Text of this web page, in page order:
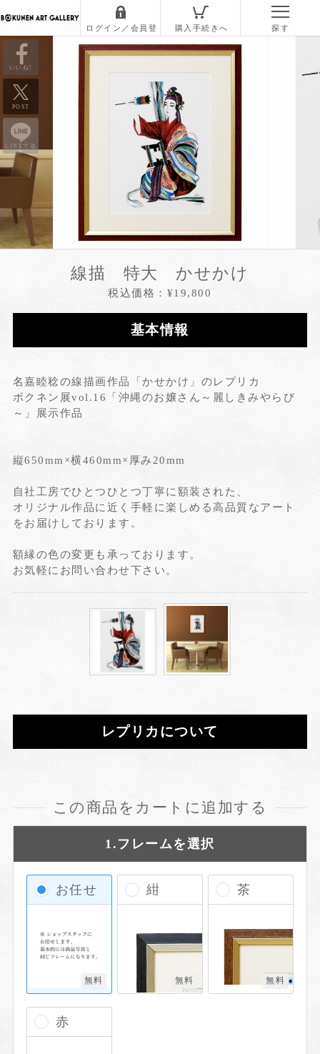
いいね!
POST
LINEで送
る
線描 特大 かせかけ
税込価格：¥19,800
基本情報
名嘉睦稔の線描画作品「かせかけ」のレプリカ
ボクネン展vol.16「沖縄のお嬢さん～麗しきみやらび
～」展示作品
縦650mm×横460mm×厚み20mm
自社工房でひとつひとつ丁寧に額装された、
オリジナル作品に近く手軽に楽しめる高品質なアート
をお届けしております。
額縁の色の変更も承っております。
お気軽にお問い合わせ下さい。
レプリカについて
この商品をカートに追加する
1.フレームを選択
お任せ
無料
紺
無料
茶
無料
赤